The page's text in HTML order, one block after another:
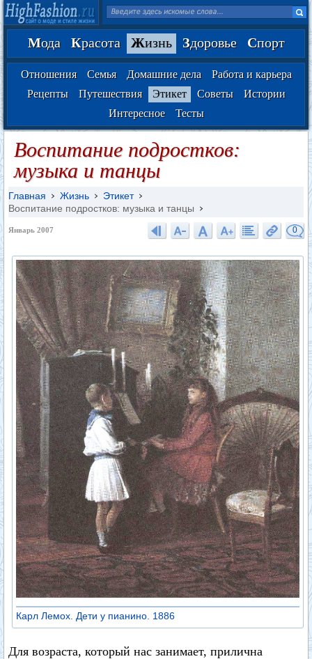
Мода Красота Жизнь Здоровье Спорт
Отношения Семья Домашние дела
Работа и карьера
Рецепты
Путешествия Этикет Советы
Истории
Интересное
Тесты
Воспитание подростков:
музыка и танцы
Главная Жизнь
Этикет
Воспитание подростков: музыка и танцы
Январь 2007 0
Карл Лемох. Дети у пианино. 1886
Для возраста, который нас занимает, прилична